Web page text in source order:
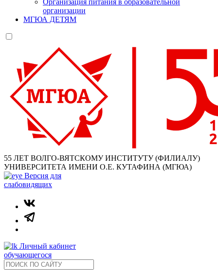
Организация питания в образовательной
организации
МГЮА ДЕТЯМ
55 ЛЕТ ВОЛГО-ВЯТСКОМУ ИНСТИТУТУ (ФИЛИАЛУ)
УНИВЕРСИТЕТА ИМЕНИ О.Е. КУТАФИНА (МГЮА)
Версия для
слабовидящих
Личный кабинет
обучающегося